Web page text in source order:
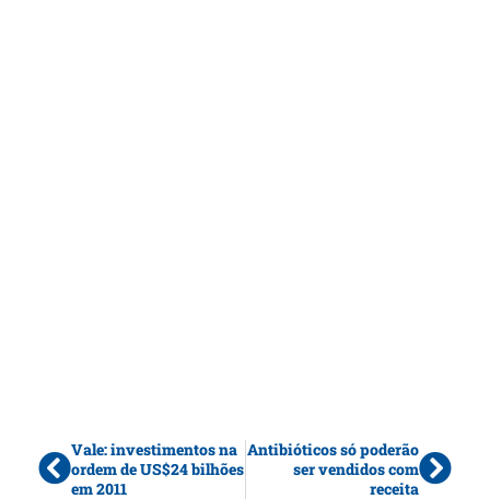
Vale: investimentos na
ordem de US$24 bilhões
em 2011
Antibióticos só poderão
ser vendidos com
receita